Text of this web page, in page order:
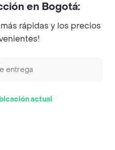
en Bogotá:
rápidas y los precios
actual